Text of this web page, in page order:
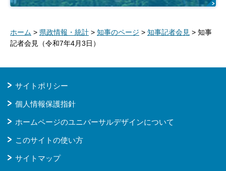
ホーム > 県政情報・統計 > 知事のページ > 知事記者会見 > 知事
記者会見（令和7年4月3日）
サイトポリシー
個人情報保護指針
ホームページのユニバーサルデザインについて
このサイトの使い方
サイトマップ